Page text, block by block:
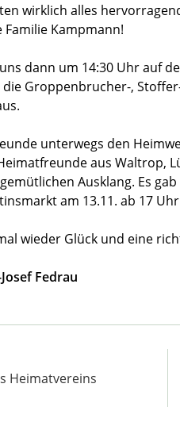
wirklich alles
Kampmann!
dann um 14:30 Uhr auf
die Groppenbrucher-,
unterwegs den
aus Waltrop,
Ausklang. Es
am 13.11. ab 17
wieder Glück und eine
Fedrau
Heimatvereins